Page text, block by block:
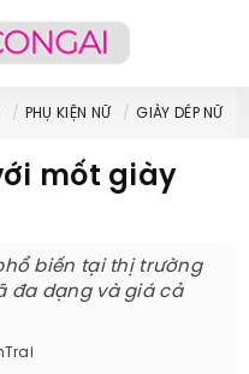
PHỤ KIỆN NỮ GIÀY DÉP NỮ
mốt giày
biến tại thị trường
đa dạng và giá cả